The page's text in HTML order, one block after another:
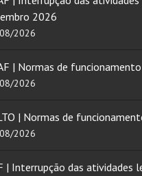
2026
2026
| Normas de
2026
| Normas de
2026
| Interrupção das atividades